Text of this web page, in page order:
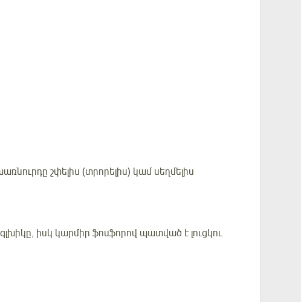
շփելիս (տրորելիս) կամ սեղմելիս
իսկ կարմիր ֆոսֆորով պատված է լուցկու